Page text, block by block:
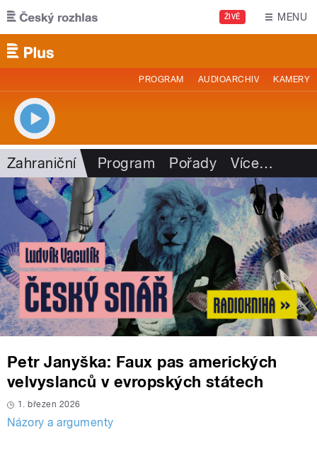
Přejít k hlavnímu obsahu
ŽIVĚ MENU
PROGRAM AUDIOARCHIV KAMERY
Zahraniční Program Pořady Více…
Petr Janyška: Faux pas amerických
velvyslanců v evropských státech
1. březen 2026
Názory a argumenty